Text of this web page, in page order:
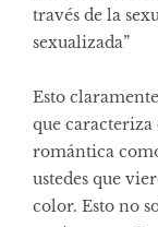
través de la
sexualizada”
Esto
que
romántica
ustedes que
color. Esto no